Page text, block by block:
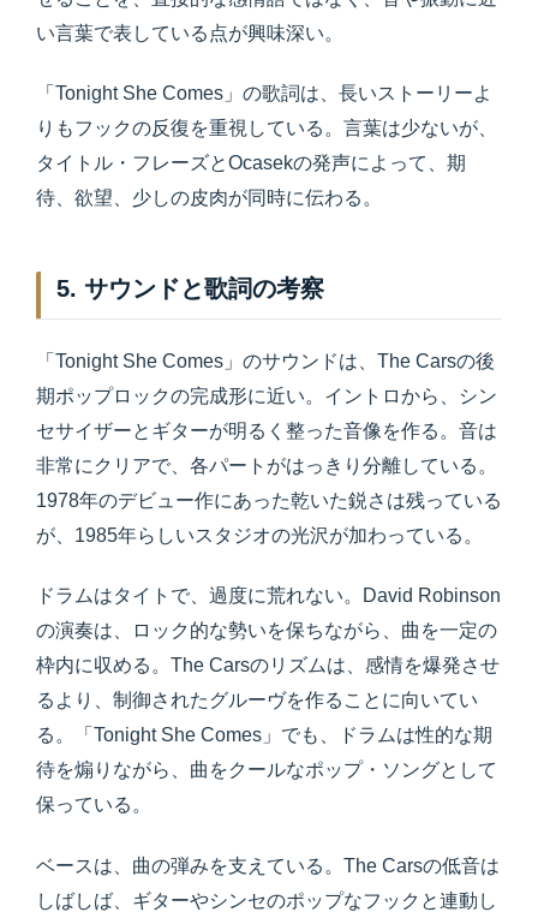
い言葉で表している点が興味深い。
「Tonight She Comes」の歌詞は、長いストーリーよ
りもフックの反復を重視している。言葉は少ないが、
タイトル・フレーズとOcasekの発声によって、期
待、欲望、少しの皮肉が同時に伝わる。
5. サウンドと歌詞の考察
「Tonight She Comes」のサウンドは、The Carsの後
期ポップロックの完成形に近い。イントロから、シン
セサイザーとギターが明るく整った音像を作る。音は
非常にクリアで、各パートがはっきり分離している。
1978年のデビュー作にあった乾いた鋭さは残っている
が、1985年らしいスタジオの光沢が加わっている。
ドラムはタイトで、過度に荒れない。David Robinson
の演奏は、ロック的な勢いを保ちながら、曲を一定の
枠内に収める。The Carsのリズムは、感情を爆発させ
るより、制御されたグルーヴを作ることに向いてい
る。「Tonight She Comes」でも、ドラムは性的な期
待を煽りながら、曲をクールなポップ・ソングとして
保っている。
ベースは、曲の弾みを支えている。The Carsの低音は
しばしば、ギターやシンセのポップなフックと連動し